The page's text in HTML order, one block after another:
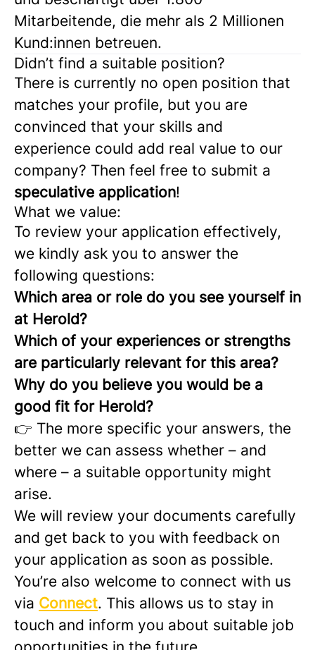
Mitarbeitende, die mehr als 2 Millionen
Kund:innen betreuen.
Didn’t find a suitable position?
There is currently no open position that
matches your profile, but you are
convinced that your skills and
experience could add real value to our
company? Then feel free to submit a
speculative application!
What we value:
To review your application effectively,
we kindly ask you to answer the
following questions:
Which area or role do you see yourself in
at Herold?
Which of your experiences or strengths
are particularly relevant for this area?
Why do you believe you would be a
good fit for Herold?
👉 The more specific your answers, the
better we can assess whether – and
where – a suitable opportunity might
arise.
We will review your documents carefully
and get back to you with feedback on
your application as soon as possible.
You’re also welcome to connect with us
via Connect. This allows us to stay in
touch and inform you about suitable job